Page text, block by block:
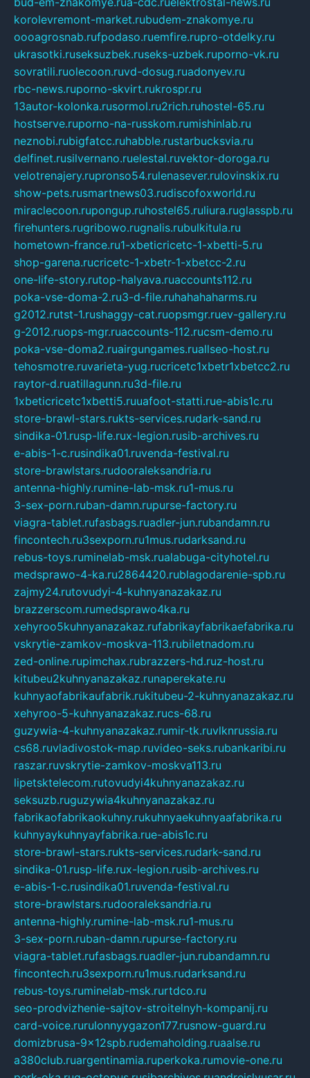
korolevremont-market.rubudem-znakomye.ru
oooagrosnab.rufpodaso.ruemfire.rupro-otdelky.ru
ukrasotki.ruseksuzbek.ruseks-uzbek.ruporno-vk.ru
sovratili.ruolecoon.ruvd-dosug.ruadonyev.ru
rbc-news.ruporno-skvirt.rukrospr.ru
13autor-kolonka.rusormol.ru2rich.ruhostel-65.ru
hostserve.ruporno-na-russkom.rumishinlab.ru
neznobi.rubigfatcc.ruhabble.rustarbucksvia.ru
delfinet.rusilvernano.ruelestal.ruvektor-doroga.ru
velotrenajery.rupronso54.rulenasever.rulovinskix.ru
show-pets.rusmartnews03.rudiscofoxworld.ru
miraclecoon.rupongup.ruhostel65.ruliura.ruglasspb.ru
firehunters.rugribowo.rugnalis.rubulkitula.ru
hometown-france.ru1-xbeticricetc-1-xbetti-5.ru
shop-garena.rucricetc-1-xbetr-1-xbetcc-2.ru
one-life-story.rutop-halyava.ruaccounts112.ru
poka-vse-doma-2.ru3-d-file.ruhahahaharms.ru
g2012.rutst-1.rushaggy-cat.ruopsmgr.ruev-gallery.ru
g-2012.ruops-mgr.ruaccounts-112.rucsm-demo.ru
poka-vse-doma2.ruairgungames.ruallseo-host.ru
tehosmotre.ruvarieta-yug.rucricetc1xbetr1xbetcc2.ru
raytor-d.ruatillagunn.ru3d-file.ru
1xbeticricetc1xbetti5.ruuafoot-statti.rue-abis1c.ru
store-brawl-stars.rukts-services.rudark-sand.ru
sindika-01.rusp-life.rux-legion.rusib-archives.ru
e-abis-1-c.rusindika01.ruvenda-festival.ru
store-brawlstars.rudooraleksandria.ru
antenna-highly.rumine-lab-msk.ru1-mus.ru
3-sex-porn.ruban-damn.rupurse-factory.ru
viagra-tablet.rufasbags.ruadler-jun.rubandamn.ru
fincontech.ru3sexporn.ru1mus.rudarksand.ru
rebus-toys.ruminelab-msk.rualabuga-cityhotel.ru
medsprawo-4-ka.ru2864420.rublagodarenie-spb.ru
zajmy24.rutovudyi-4-kuhnyanazakaz.ru
brazzerscom.rumedsprawo4ka.ru
xehyroo5kuhnyanazakaz.rufabrikayfabrikaefabrika.ru
vskrytie-zamkov-moskva-113.rubiletnadom.ru
zed-online.rupimchax.rubrazzers-hd.ruz-host.ru
kitubeu2kuhnyanazakaz.runaperekate.ru
kuhnyaofabrikaufabrik.rukitubeu-2-kuhnyanazakaz.ru
xehyroo-5-kuhnyanazakaz.rucs-68.ru
guzywia-4-kuhnyanazakaz.rumir-tk.ruvlknrussia.ru
cs68.ruvladivostok-map.ruvideo-seks.rubankaribi.ru
raszar.ruvskrytie-zamkov-moskva113.ru
lipetsktelecom.rutovudyi4kuhnyanazakaz.ru
seksuzb.ruguzywia4kuhnyanazakaz.ru
fabrikaofabrikaokuhny.rukuhnyaekuhnyaafabrika.ru
kuhnyaykuhnyayfabrika.rue-abis1c.ru
store-brawl-stars.rukts-services.rudark-sand.ru
sindika-01.rusp-life.rux-legion.rusib-archives.ru
e-abis-1-c.rusindika01.ruvenda-festival.ru
store-brawlstars.rudooraleksandria.ru
antenna-highly.rumine-lab-msk.ru1-mus.ru
3-sex-porn.ruban-damn.rupurse-factory.ru
viagra-tablet.rufasbags.ruadler-jun.rubandamn.ru
fincontech.ru3sexporn.ru1mus.rudarksand.ru
rebus-toys.ruminelab-msk.rurtdco.ru
seo-prodvizhenie-sajtov-stroitelnyh-kompanij.ru
card-voice.rurulonnyygazon177.rusnow-guard.ru
domizbrusa-9x12spb.rudemaholding.ruaalse.ru
a380club.ruargentinamia.ruperkoka.rumovie-one.ru